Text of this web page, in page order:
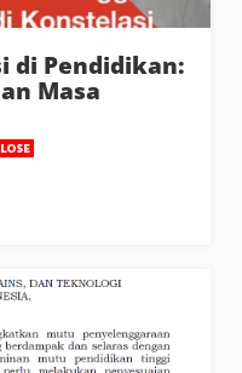
di Pendidikan:
Masa